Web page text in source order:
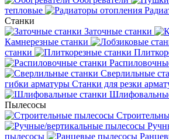
тепловые
Станки
Заточные станки
Камнерезные станки
станки
Сверлильные
гибки арматуры Станки для резки
Пылесосы
пылесосы